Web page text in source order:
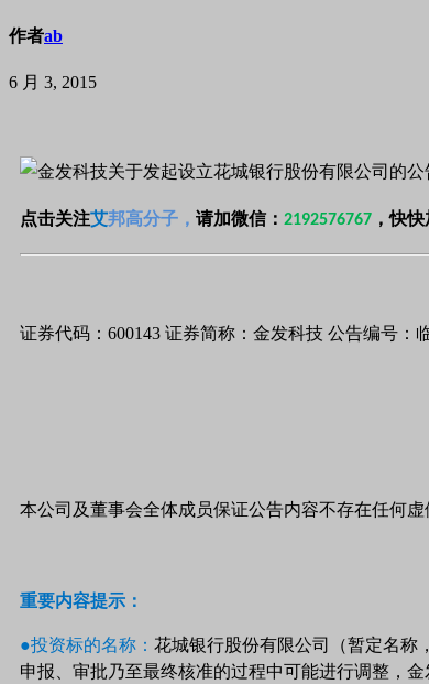
作者ab
6 月 3, 2015
点击关注艾邦高分子， 请加微信： 2192576767 ，快
证券代码：600143 证券简称：金发科技 公告编号：
本公司及董事会全体成员保证公告内容不存在任何
重要内容提示：
●投资标的名称： 花城银行股份有限公司（暂定名称
申报、审批乃至最终核准的过程中可能进行调整，金